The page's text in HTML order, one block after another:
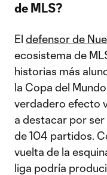
de MLS?
El defensor de
ecosistema de
historias más
la Copa del
verdadero efecto
a destacar por
de 104 partidos.
vuelta de la
liga podría